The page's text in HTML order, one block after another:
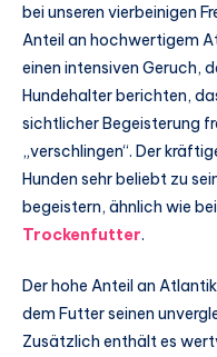
bei unseren vierbeinigen
Anteil an hochwertigem
einen intensiven Geruch,
Hundehalter berichten,
sichtlicher Begeisterung
„verschlingen“. Der
Hunden sehr beliebt zu
begeistern, ähnlich wie
Trockenfutter.
Der hohe Anteil an
dem Futter seinen
Zusätzlich enthält es